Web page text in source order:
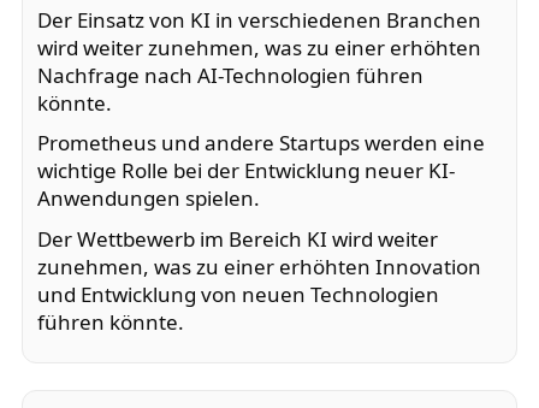
Der Einsatz von KI in verschiedenen Branchen
wird weiter zunehmen, was zu einer erhöhten
Nachfrage nach AI-Technologien führen
könnte.
Prometheus und andere Startups werden eine
wichtige Rolle bei der Entwicklung neuer KI-
Anwendungen spielen.
Der Wettbewerb im Bereich KI wird weiter
zunehmen, was zu einer erhöhten Innovation
und Entwicklung von neuen Technologien
führen könnte.